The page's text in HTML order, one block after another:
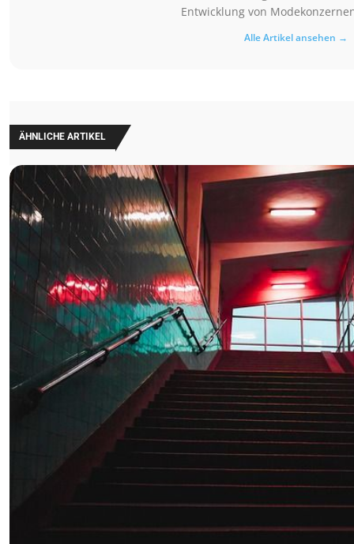
Entwicklung von
Alle Artikel ansehen →
ÄHNLICHE ARTIKEL